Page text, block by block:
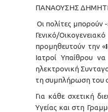
ΠΑΝΑΟΥΣΗΣ
Οι πολίτες μπορούν
Γενικό/
προμηθευτούν την «
Ιατροί Υπαίθρου
ηλεκτρονική
τη συμπλήρωση του
Για κάθε σχετική
Υγείας και στη